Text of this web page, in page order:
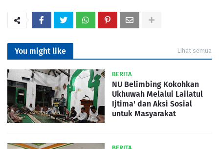
You might like Lihat semua
BERITA
NU Belimbing Kokohkan
Ukhuwah Melalui Lailatul
Ijtima' dan Aksi Sosial
untuk Masyarakat